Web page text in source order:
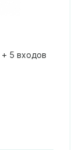
5 входов